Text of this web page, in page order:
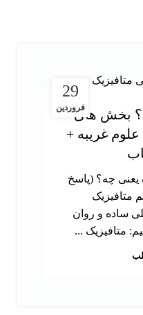
29
فروردینبخش های
غریبه +
یعنی چه؟ (پاسخ
متافیزیک
ساده و روان
متافیزیک ...